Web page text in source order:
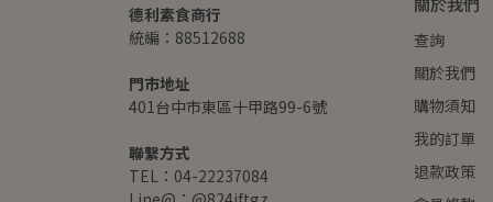
德利素食商行
統編：88512688
門市地址
401台中市東區十甲路99-6號
聯繫方式
TEL：04-22237084
查詢
關於我們
購物須知
我的訂單
退款政策